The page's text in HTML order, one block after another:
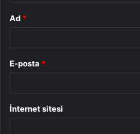
Ad *
E-posta *
İnternet sitesi